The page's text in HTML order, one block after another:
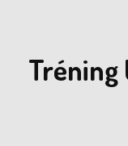
Tréning